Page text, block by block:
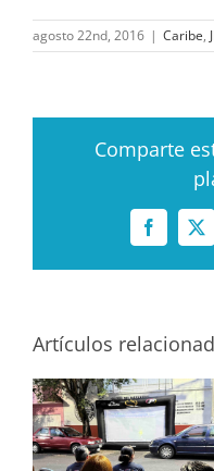
agosto 22nd, 2016 | Caribe,
Comparte
Facebook
X
Artículos